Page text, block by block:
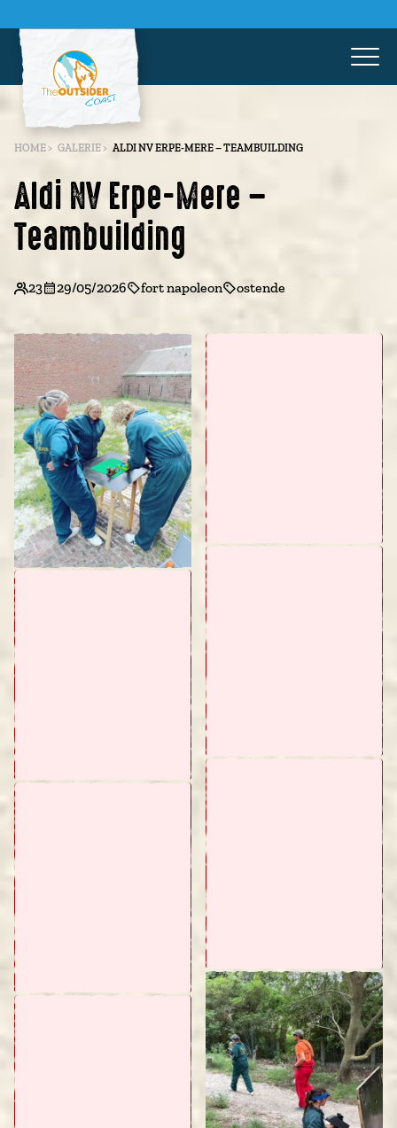
HOME > GALERIE > ALDI NV ERPE-MERE – TEAMBUILDING
Aldi NV Erpe-Mere –
Teambuilding
23 29/05/2026 fort napoleon ostende